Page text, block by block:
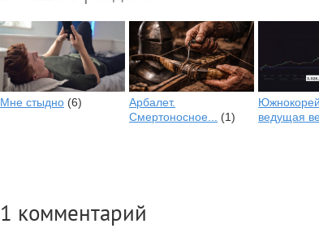
Мне стыдно (6)
Арбалет.
Смертоносное...
(1)
ведущая
1 комментарий